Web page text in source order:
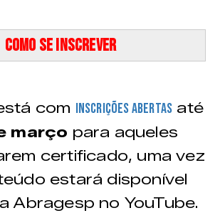
Como se inscrever
com inscrições abertas até
março para aqueles
certificado, uma vez
estará disponível
Abragesp no YouTube.